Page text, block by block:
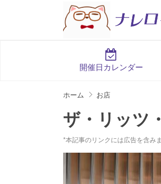
開催日カレンダー
ホーム お店
ザ・リッツ
*本記事のリンクには広告を含み